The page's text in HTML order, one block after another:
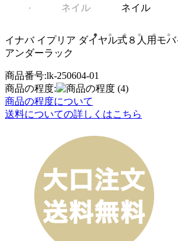
イナバ イプリア ダイヤル式８人用モ
アンダーラック
商品番号:lk-250604-01
商品の程度:
(4)
商品の程度について
送料についての詳しくはこちら